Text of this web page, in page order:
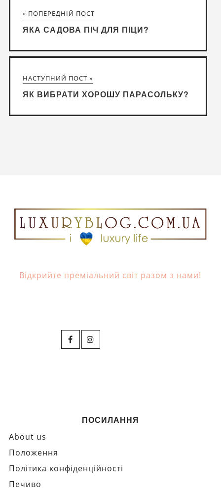
« ПОПЕРЕДНІЙ ПОСТ
ЯКА САДОВА ПІЧ ДЛЯ ПІЦИ?
НАСТУПНИЙ ПОСТ »
ЯК ВИБРАТИ ХОРОШУ ПАРАСОЛЬКУ?
Відкрийте преміальний світ разом з нами!
ПОСИЛАННЯ
About us
Положення
Політика конфіденційності
Печиво